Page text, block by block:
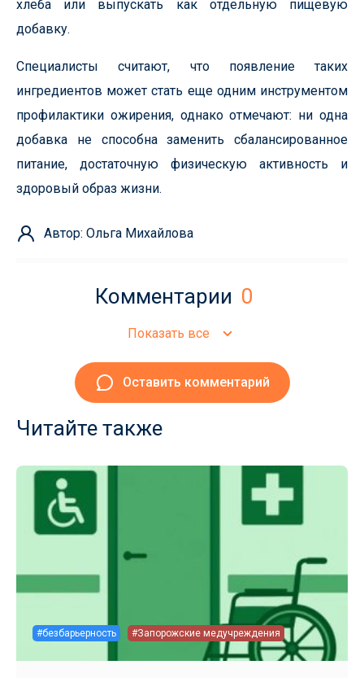
хлеба или выпускать как отдельную пищевую
добавку.
Специалисты считают, что появление таких
ингредиентов может стать еще одним инструментом
профилактики ожирения, однако отмечают: ни одна
добавка не способна заменить сбалансированное
питание, достаточную физическую активность и
здоровый образ жизни.
Автор: Ольга Михайлова
Комментарии 0
Показать все
Оставить комментарий
Читайте также
#безбарьерность #Запорожские медучреждения